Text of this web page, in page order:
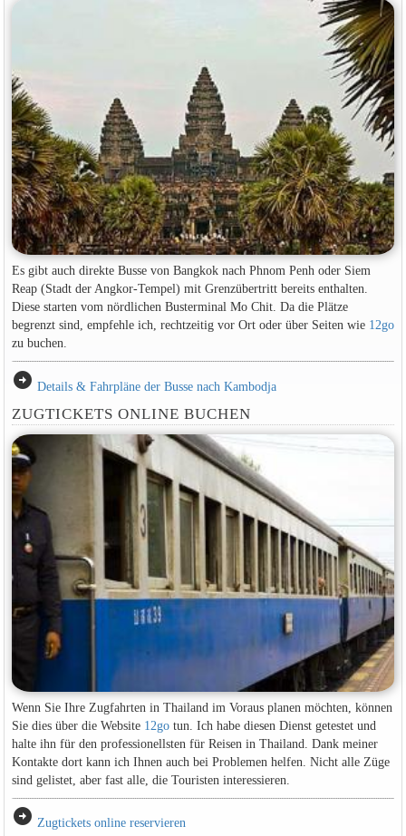
Es gibt auch direkte Busse von Bangkok nach Phnom Penh oder Siem
Reap (Stadt der Angkor-Tempel) mit Grenzübertritt bereits enthalten.
Diese starten vom nördlichen Busterminal Mo Chit. Da die Plätze
begrenzt sind, empfehle ich, rechtzeitig vor Ort oder über Seiten wie 12go
zu buchen.
arrow_circle_right Details & Fahrpläne der Busse nach Kambodja
ZUGTICKETS ONLINE BUCHEN
Wenn Sie Ihre Zugfahrten in Thailand im Voraus planen möchten, können
Sie dies über die Website 12gotun. Ich habe diesen Dienst getestet und
halte ihn für den professionellsten für Reisen in Thailand. Dank meiner
Kontakte dort kann ich Ihnen auch bei Problemen helfen. Nicht alle Züge
sind gelistet, aber fast alle, die Touristen interessieren.
arrow_circle_right Zugtickets online reservieren